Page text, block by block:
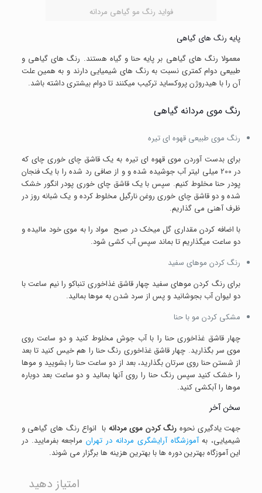
فواید رنگ مو گیاهی مردانه
پایه رنگ های گیاهی
معمولا رنگ های گیاهی بر پایه حنا و گیاه هستند. رنگ های گیاهی و
طبیعی دوام کمتری نسبت به رنگ های شیمیایی دارند و به همین علت
آن را با هیدروژن پروکساید ترکیب میکنند تا دوام بیشتری داشته باشد.
رنگ موی مردانه گیاهی
رنگ موی طبیعی قهوه ای تیره
برای بدست آوردن موی قهوه ای تیره به یک قاشق چای خوری چای که
در 200 میلی لیتر آب جوشیده شده و و از صافی رد شده را با یک فنجان
پودر حنا مخلوط کنیم. سپس با یک قاشق چای خوری پودر انگور خشک
شده و دو قاشق چای خوری روغن نارگیل مخلوط کرده و یک شبانه روز در
ظرف آهنی می گذاریم.
با اضافه کردن مقداری گل میخک در صبح مواد را به موی خود مالیده و
دو ساعت میگذاریم تا بماند سپس آب کشی شود.
رنگ کردن موهای سفید
برای رنگ کردن موهای سفید چهار قاشق غذاخوری تنباکو را نیم ساعت با
دو لیوان آب بجوشانید و پس از سرد شدن به موها بمالید.
مشکی کردن مو با حنا
چهار قاشق غذاخوری حنا را با آب جوش مخلوط کنید و دو ساعت روی
موی سر بگذارید. چهار قاشق غذاخوری رنگ حنا را هم خیس کنید تا بعد
از شستن حنا روی سرتان بگذارید، بعد از دو ساعت حنا را بشویید و موها
را خشک کنید سپس رنگ حنا را روی آنها بمالید و دو ساعت بعد دوباره
موها را آبکشی کنید.
سخن آخر
جهت یادگیری نحوهرنگ کردن موی مردانه با انواع رنگ های گیاهی و
شیمیایی، بهآموزشگاه آرایشگری مردانه در تهرانمراجعه بفرمایید. در
این آموزگاه بهترین دوره ها با بهترین هزینه ها برگزار می شوند.
امتیاز دهید